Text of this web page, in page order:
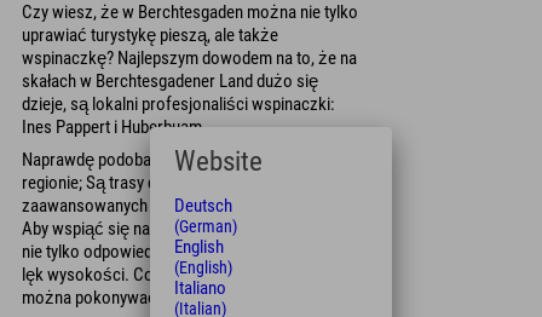
Czy wiesz, że w Berchtesgaden można nie tylko
uprawiać turystykę pieszą, ale także
wspinaczkę? Najlepszym dowodem na to, że na
skałach w Berchtesgadener Land dużo się
dzieje, są lokalni profesjonaliści wspinaczki:
Ines Pappert i Huberbuam.
Naprawdę podobają nam sięvia ferraty
regionie; Są trasy dla początkujących i
zaawansowanych wspinaczy.
Aby wspiąć się na Via Ferratę, potrzebny jest
nie tylko odpowiedni sprzęt i technika, ale także
lęk wysokości. Co najważniejsze, wspinaczkę
można pokonywać powoli.
Website
Deutsch
(German)
English
(English)
Italiano
(Italian)